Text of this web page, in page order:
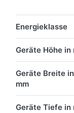
Energieklasse
Geräte Höhe in
Geräte Breite in
mm
Geräte Tiefe in